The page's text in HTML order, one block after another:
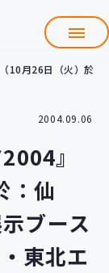
10月26日（火）於
2004.09.06
』
：仙
ブース
東北エ